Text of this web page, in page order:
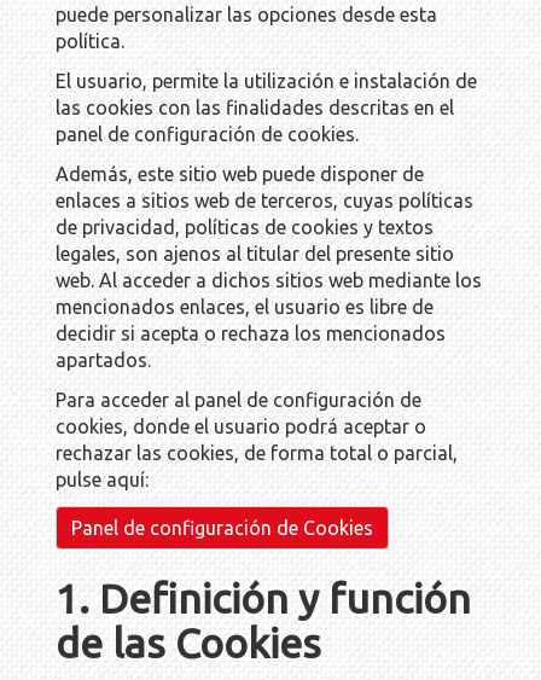
puede personalizar las opciones desde esta
política.
El usuario, permite la utilización e instalación de
las cookies con las finalidades descritas en el
panel de configuración de cookies.
Además, este sitio web puede disponer de
enlaces a sitios web de terceros, cuyas políticas
de privacidad, políticas de cookies y textos
legales, son ajenos al titular del presente sitio
web. Al acceder a dichos sitios web mediante los
mencionados enlaces, el usuario es libre de
decidir si acepta o rechaza los mencionados
apartados.
Para acceder al panel de configuración de
cookies, donde el usuario podrá aceptar o
rechazar las cookies, de forma total o parcial,
pulse aquí:
Panel de configuración de Cookies
1. Definición y función
de las Cookies